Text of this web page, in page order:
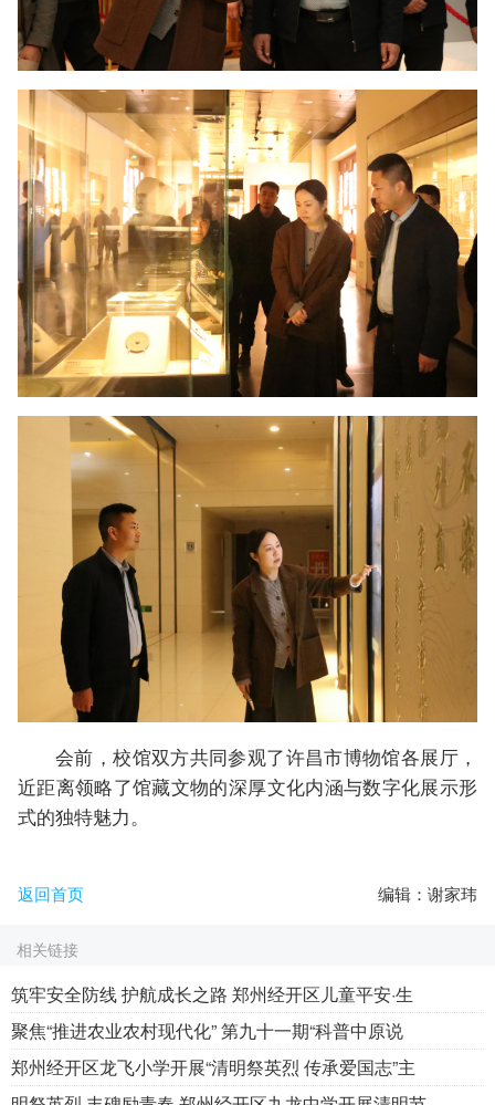
会前，校馆双方共同参观了许昌市博物馆各展厅，
近距离领略了馆藏文物的深厚文化内涵与数字化展示形
式的独特魅力。
返回首页 编辑：谢家玮
相关链接
筑牢安全防线 护航成长之路 郑州经开区儿童平安·生
聚焦“推进农业农村现代化” 第九十一期“科普中原说
郑州经开区龙飞小学开展“清明祭英烈 传承爱国志”主